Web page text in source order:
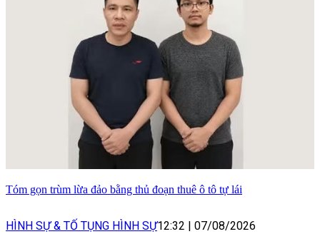
Tóm gọn trùm lừa đảo bằng thủ đoạn thuê ô tô tự lái
HÌNH SỰ & TỐ TỤNG HÌNH SỰ12:32 | 07/08/2026